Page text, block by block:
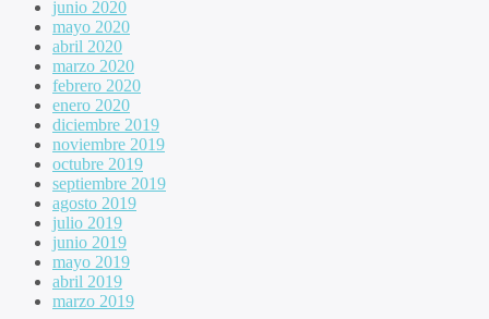
junio 2020
mayo 2020
abril 2020
marzo 2020
febrero 2020
enero 2020
diciembre 2019
noviembre 2019
octubre 2019
septiembre 2019
agosto 2019
julio 2019
junio 2019
mayo 2019
abril 2019
marzo 2019